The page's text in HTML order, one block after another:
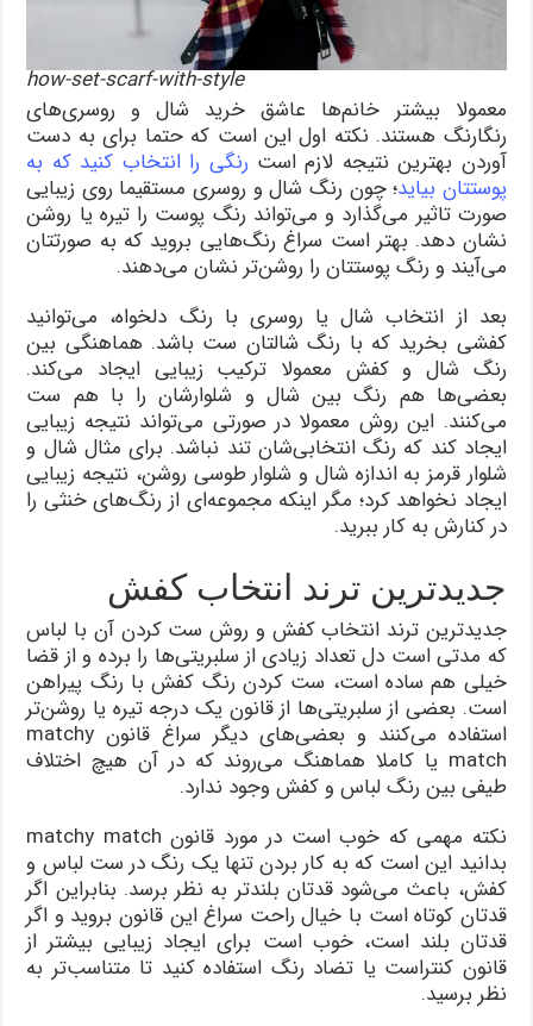
how-set-scarf-with-style
معمولا بیشتر خانم‌ها عاشق خرید شال و روسری‌های
رنگارنگ هستند. نکته اول این است که حتما برای به دست
آوردن بهترین نتیجه لازم است رنگی را انتخاب کنید که به
پوستتان بیاید؛ چون رنگ شال و روسری مستقیما روی زیبایی
صورت تاثیر می‌گذارد و می‌تواند رنگ پوست را تیره یا روشن
نشان دهد. بهتر است سراغ رنگ‌هایی بروید که به صورتتان
می‌آیند و رنگ پوستتان را روشن‌تر نشان می‌دهند.
بعد از انتخاب شال یا روسری با رنگ دلخواه، می‎‌توانید
کفشی بخرید که با رنگ شالتان ست باشد. هماهنگی بین
رنگ شال و کفش معمولا ترکیب زیبایی ایجاد می‌کند.
بعضی‌ها هم رنگ بین شال و شلوارشان را با هم ست
می‌کنند. این روش معمولا در صورتی می‌تواند نتیجه زیبایی
ایجاد کند که رنگ انتخابی‌شان تند نباشد. برای مثال شال و
شلوار قرمز به اندازه شال و شلوار طوسی روشن، نتیجه زیبایی
ایجاد نخواهد کرد؛ مگر اینکه مجموعه‌ای از رنگ‌های خنثی را
در کنارش به کار ببرید.
جدیدترین ترند انتخاب کفش
جدیدترین ترند انتخاب کفش و روش ست کردن آن با لباس
که مدتی است دل تعداد زیادی از سلبریتی‌ها را برده و از قضا
خیلی هم ساده است، ست کردن رنگ کفش با رنگ پیراهن
است. بعضی از سلبریتی‌ها از قانون یک درجه تیره یا روشن‌تر
استفاده می‌کنند و بعضی‌های دیگر سراغ قانون matchy
match یا کاملا هماهنگ می‌روند که در آن هیچ اختلاف
طیفی بین رنگ لباس و کفش وجود ندارد.
نکته مهمی که خوب است در مورد قانون matchy match
بدانید این است که به کار بردن تنها یک رنگ در ست لباس و
کفش، باعث می‌شود قدتان بلندتر به نظر برسد. بنابراین اگر
قدتان کوتاه است با خیال راحت سراغ این قانون بروید و اگر
قدتان بلند است، خوب است برای ایجاد زیبایی بیشتر از
قانون کنتراست یا تضاد رنگ استفاده کنید تا متناسب‌تر به
نظر برسید.